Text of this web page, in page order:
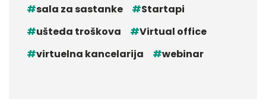
sala za sastanke
Startapi
ušteda troškova
Virtual office
virtuelna kancelarija
webinar